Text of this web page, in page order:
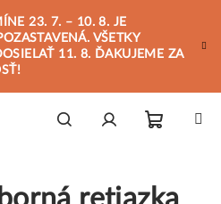
23. 7. – 10. 8. JE
VŠETKY
11. 8. ĎAKUJEME ZA
košík